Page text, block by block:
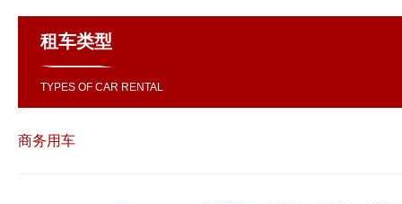
租车类型
TYPES OF CAR RENTAL
商务用车